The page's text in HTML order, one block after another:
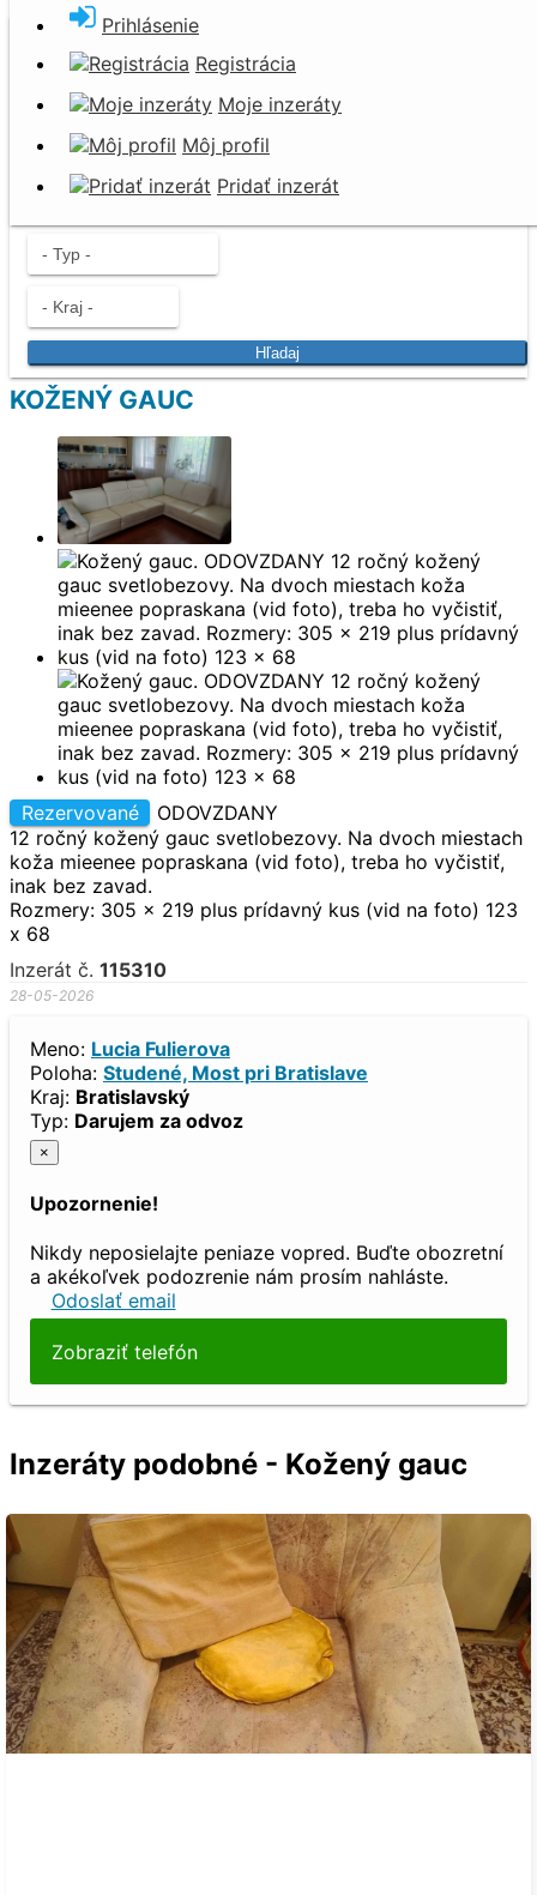
Prihlásenie
Registrácia
Moje inzeráty
Môj profil
Pridať inzerát
Darujem za odvoz
Nevyhadzujte. Darujte!
Hľadaj
KOŽENÝ GAUC
Rezervované
ODOVZDANY
12 ročný kožený gauc svetlobezovy. Na dvoch miestach
koža mieenee popraskana (vid foto), treba ho vyčistiť,
inak bez zavad.
Rozmery: 305 x 219 plus prídavný kus (vid na foto) 123
x 68
Inzerát č. 115310
28-05-2026
Meno: Lucia Fulierova
Poloha: Studené, Most pri Bratislave
Kraj: Bratislavský
Typ: Darujem za odvoz
×
Upozornenie!
Nikdy neposielajte peniaze vopred. Buďte obozretní
a akékoľvek podozrenie nám prosím nahláste.
Odoslať email
Zobraziť telefón
Inzeráty podobné - Kožený gauc